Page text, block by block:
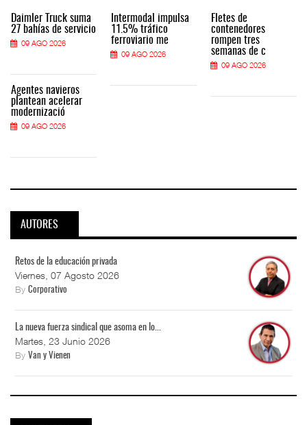
Daimler Truck suma
27 bahías de servicio
09 AGO 2026
Agentes navieros
plantean acelerar
modernizació
09 AGO 2026
Intermodal impulsa
11.5% tráfico
ferroviario me
09 AGO 2026
Fletes de
contenedores
rompen tres
semanas de c
09 AGO 2026
AUTORES
Retos de la educación privada
Viernes, 07 Agosto 2026
By Corporativo
La nueva fuerza sindical que asoma en lo...
Martes, 23 Junio 2026
By Van y Vienen